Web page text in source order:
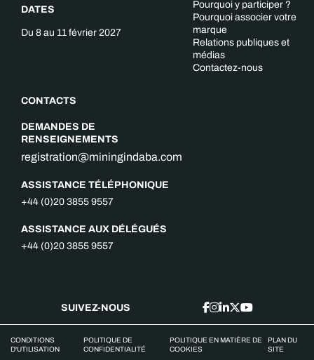
DATES
Du 8 au 11 février 2027
CONTACTS
DEMANDES DE
RENSEIGNEMENTS
registration@miningindaba.com
ASSISTANCE TÉLÉPHONIQUE
+44 (0)20 3855 9557
ASSISTANCE AUX DÉLÉGUÉS
+44 (0)20 3855 9557
Pourquoi y participer ?
Pourquoi associer votre
marque
Relations publiques et
médias
Contactez-nous
SUIVEZ-NOUS
CONDITIONS
D'UTILISATION
POLITIQUE DE
CONFIDENTIALITÉ
POLITIQUE EN MATIÈRE DE
COOKIES
PLAN DU
SITE